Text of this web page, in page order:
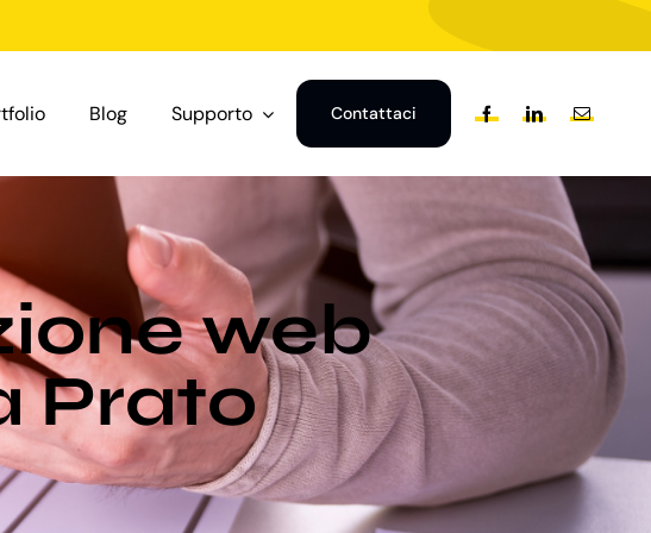
Blog Supporto Contattaci
web
Prato